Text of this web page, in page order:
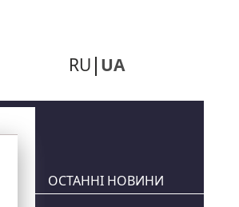
RU UA
ОСТАННІ НОВИНИ